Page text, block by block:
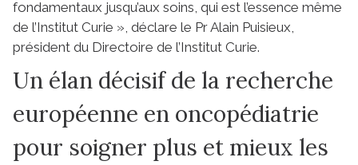
fondamentaux jusqu’aux soins, qui est l’essence même
de l’Institut Curie », déclare le Pr Alain Puisieux,
président du Directoire de l’Institut Curie.
Un élan décisif de la recherche
européenne en oncopédiatrie
pour soigner plus et mieux les